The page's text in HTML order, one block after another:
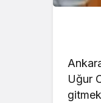
Uğur